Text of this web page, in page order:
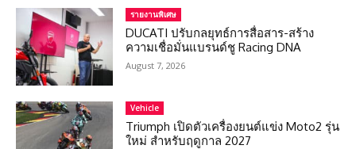
รายงานพิเศษ
DUCATI ปรับกลยุทธ์การสื่อสาร-สร้าง
ความเชื่อมั่นแบรนด์ชู Racing DNA
August 7, 2026
Vehicle
Triumph เปิดตัวเครื่องยนต์แข่ง Moto2 รุ่น
ใหม่ สำหรับฤดูกาล 2027